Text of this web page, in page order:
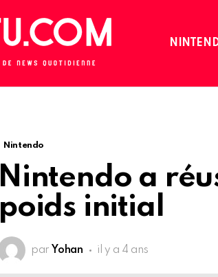
Nintendo
Nintendo a
poids initial
par Yohan il y a 4 ans